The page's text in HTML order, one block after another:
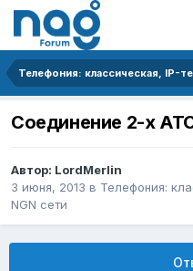
Соединение 2-х
Автор: LordMerlin
3 июня, 2013 в Телефония:
NGN сети